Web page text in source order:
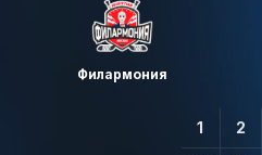
Филармония
1 2